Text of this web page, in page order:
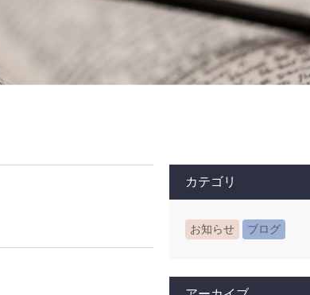
カテゴリ
お知らせ ブログ